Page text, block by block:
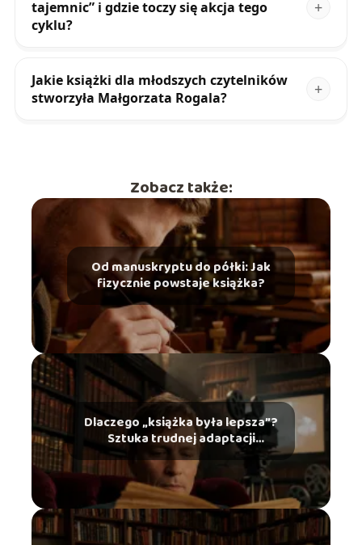
tajemnic” i gdzie toczy się akcja tego
cyklu?
Jakie książki dla młodszych czytelników
stworzyła Małgorzata Rogala?
Zobacz także:
Od manuskryptu do półki: Jak
fizycznie powstaje książka?
Dlaczego „książka była lepsza”?
Sztuka trudnej adaptacji
literackiej na ekran